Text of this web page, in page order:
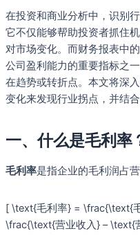
在投资和商业分析中，识别
它不仅能够帮助投资者抓住
对市场变化。而财务报表中
公司盈利能力的重要指标之
在趋势或转折点。本文将深
变化来发现行业拐点，并结
一、什么是毛利率
毛利率是指企业的毛利润占
[ \text{毛利率} = \frac{\text{
\frac{\text{营业收入} – \text{